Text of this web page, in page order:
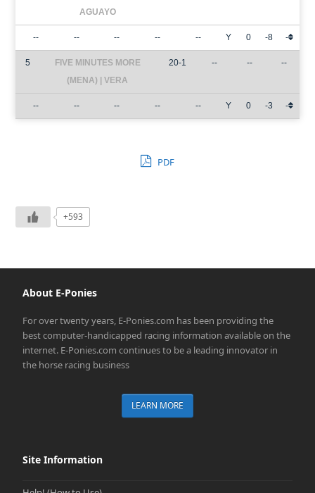
AGUAYO
-- -- -- -- -- Y 0 -8 -
5
FIVE MINUTES MORE
(MENA) | VERA
20-1 -- -- --
-- -- -- -- -- Y 0 -3 -
PDF
+593
About E-Ponies
For over twenty years, E-Ponies.com has been providing the
best computer-handicapped racing information available on the
internet. E-Ponies.com continues to be a leading innovator in
the horse racing business
LEARN MORE
Site Information